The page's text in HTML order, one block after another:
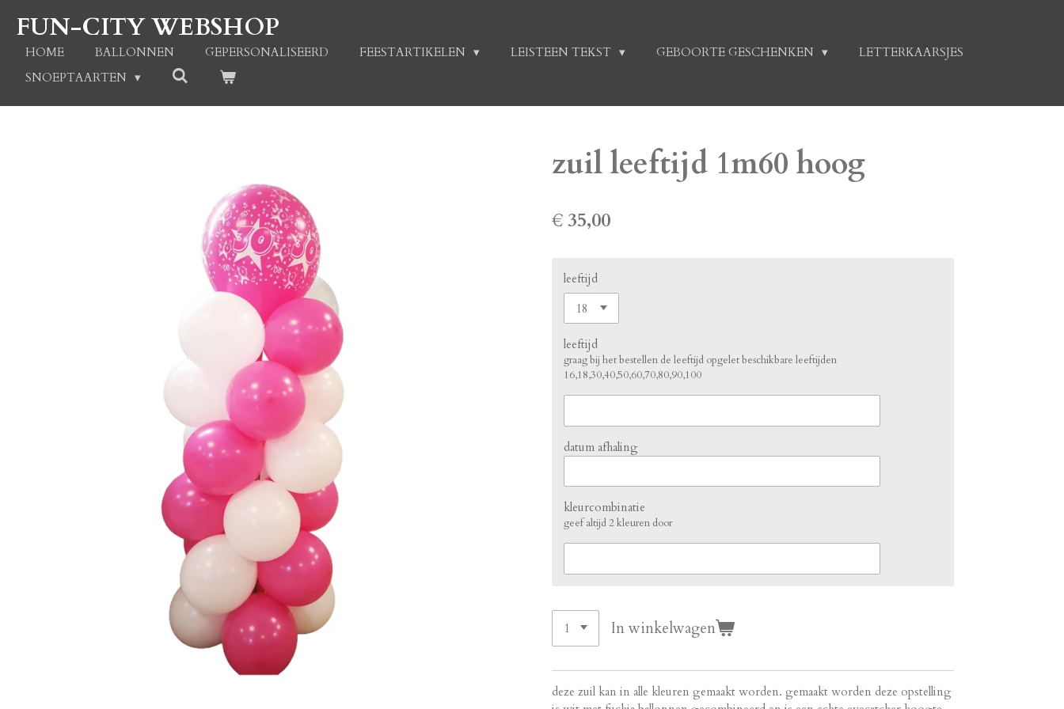
Ga
direct
naar
hoofdinhoud
FUN-CITY WEBSHOP
HOME BALLONNEN GEPERSONALISEERD FEESTARTIKELEN LEISTEEN TEKST GEBOORTE GESCHENKEN
LETTERKAARSJES
SNOEPTAARTEN
zuil leeftijd 1m60 hoog
€ 35,00
leeftijd
leeftijd
graag bij het bestellen de leeftijd opgelet beschikbare leeftijden
16,18,30,40,50,60,70,80,90,100
datum afhaling
kleurcombinatie
geef altijd 2 kleuren door
In winkelwagen
deze zuil kan in alle kleuren gemaakt worden. gemaakt worden deze opstelling